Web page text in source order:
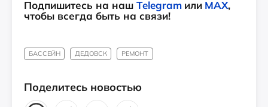
Подпишитесь на наш Telegram или MAX,
чтобы всегда быть на связи!
БАССЕЙН ДЕДОВСК РЕМОНТ
Поделитесь новостью